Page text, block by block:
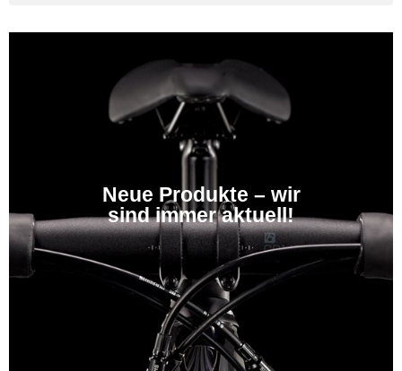
Neue Produkte – wir
sind immer aktuell!